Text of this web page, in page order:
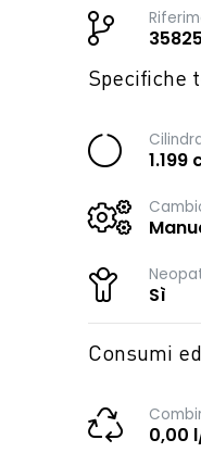
Specifiche
1.199
Sì
Consumi
0,00